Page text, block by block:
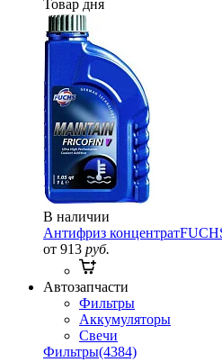
Товар дня
В наличии
Антифриз концентрат
от 913 руб.
Автозапчасти
Фильтры
Аккумуляторы
Свечи
Фильтры(4384)